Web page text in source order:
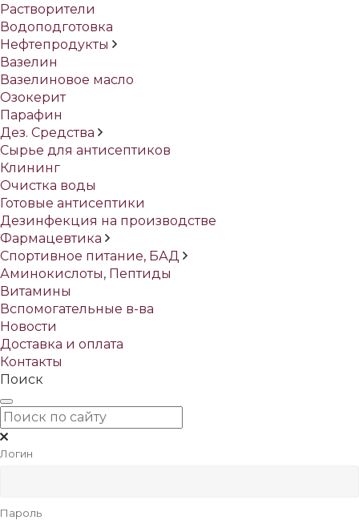
Растворители
Водоподготовка
Нефтепродукты
Вазелин
Вазелиновое масло
Озокерит
Парафин
Дез. Средства
Сырье для антисептиков
Клининг
Очистка воды
Готовые антисептики
Дезинфекция на производстве
Фармацевтика
Спортивное питание, БАД
Аминокислоты, Пептиды
Витамины
Вспомогательные в-ва
Новости
Доставка и оплата
Контакты
Поиск
Логин
Пароль